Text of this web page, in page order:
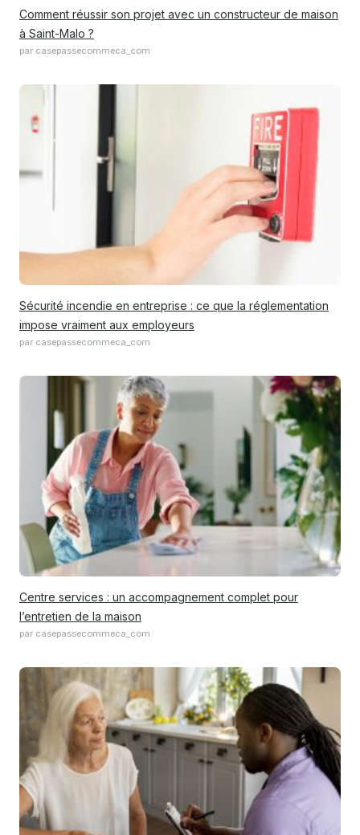
Comment réussir son projet avec un constructeur de maison
à Saint-Malo ?
par casepassecommeca_com
Sécurité incendie en entreprise : ce que la réglementation
impose vraiment aux employeurs
par casepassecommeca_com
Centre services : un accompagnement complet pour
l’entretien de la maison
par casepassecommeca_com